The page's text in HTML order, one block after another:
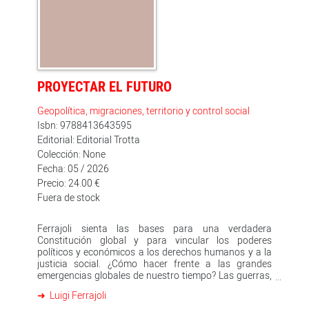
PROYECTAR EL FUTURO
Geopolítica, migraciones, territorio y control social
Isbn: 9788413643595
Editorial: Editorial Trotta
Colección: None
Fecha: 05 / 2026
Precio: 24.00 €
Fuera de stock
Ferrajoli sienta las bases para una verdadera
Constitución global y para vincular los poderes
políticos y económicos a los derechos humanos y a la
justicia social. ¿Cómo hacer frente a las grandes
emergencias globales de nuestro tiempo? Las guerras,
explotación laboral y las migraciones son fenómenos
Luigi Ferrajoli